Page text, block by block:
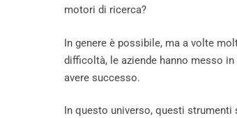
motori di ricerca?
In genere è possibile, ma a volte
difficoltà, le aziende hanno messo
avere successo.
In questo universo, questi